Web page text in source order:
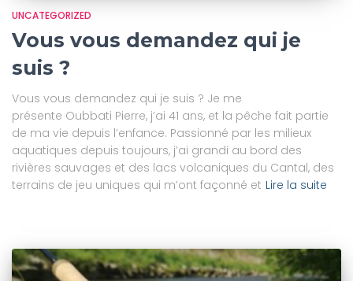
UNCATEGORIZED
Vous vous demandez qui je
suis ?
Vous vous demandez qui je suis ? Je me
présente Oubbati Pierre, j’ai 41 ans, et la pêche fait partie
de ma vie depuis l’enfance. Passionné par les milieux
aquatiques depuis toujours, j’ai grandi au bord des
rivières sauvages et des lacs volcaniques du Cantal, des
terrains de jeu uniques qui m’ont façonné et Lire la suite